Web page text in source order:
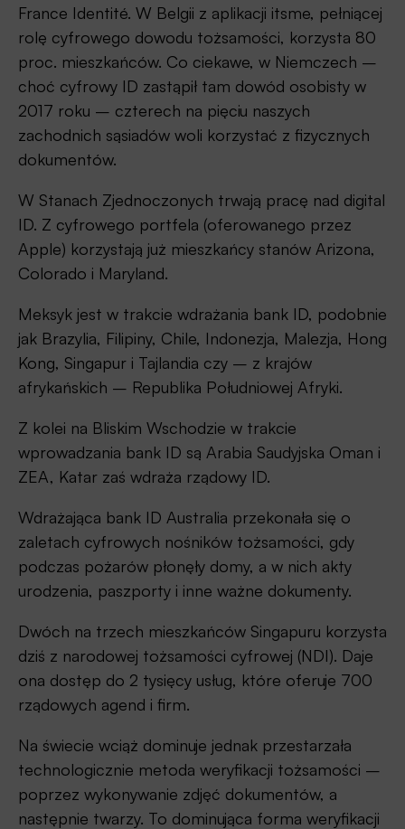
France Identité. W Belgii z aplikacji itsme, pełniącej
rolę cyfrowego dowodu tożsamości, korzysta 80
proc. mieszkańców. Co ciekawe, w Niemczech –
choć cyfrowy ID zastąpił tam dowód osobisty w
2017 roku – czterech na pięciu naszych
zachodnich sąsiadów woli korzystać z fizycznych
dokumentów.
W Stanach Zjednoczonych trwają pracę nad digital
ID. Z cyfrowego portfela (oferowanego przez
Apple) korzystają już mieszkańcy stanów Arizona,
Colorado i Maryland.
Meksyk jest w trakcie wdrażania bank ID, podobnie
jak Brazylia, Filipiny, Chile, Indonezja, Malezja, Hong
Kong, Singapur i Tajlandia czy – z krajów
afrykańskich – Republika Południowej Afryki.
Z kolei na Bliskim Wschodzie w trakcie
wprowadzania bank ID są Arabia Saudyjska Oman i
ZEA, Katar zaś wdraża rządowy ID.
Wdrażająca bank ID Australia przekonała się o
zaletach cyfrowych nośników tożsamości, gdy
podczas pożarów płonęły domy, a w nich akty
urodzenia, paszporty i inne ważne dokumenty.
Dwóch na trzech mieszkańców Singapuru korzysta
dziś z narodowej tożsamości cyfrowej (NDI). Daje
ona dostęp do 2 tysięcy usług, które oferuje 700
rządowych agend i firm.
Na świecie wciąż dominuje jednak przestarzała
technologicznie metoda weryfikacji tożsamości –
poprzez wykonywanie zdjęć dokumentów, a
następnie twarzy. To dominująca forma weryfikacji